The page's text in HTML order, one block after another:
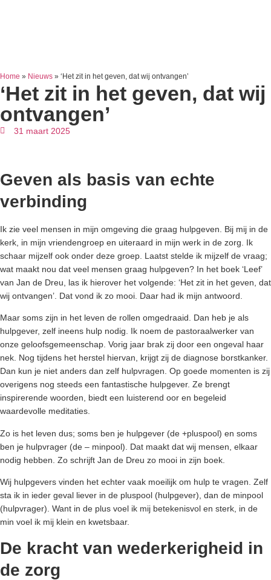
Home » Nieuws » ‘Het zit in het geven, dat wij ontvangen’
‘Het zit in het geven, dat wij
ontvangen’
31 maart 2025
Geven als basis van echte
verbinding
Ik zie veel mensen in mijn omgeving die graag hulpgeven. Bij mij in de
kerk, in mijn vriendengroep en uiteraard in mijn werk in de zorg. Ik
schaar mijzelf ook onder deze groep. Laatst stelde ik mijzelf de vraag;
wat maakt nou dat veel mensen graag hulpgeven? In het boek ‘Leef’
van Jan de Dreu, las ik hierover het volgende: ‘Het zit in het geven, dat
wij ontvangen’. Dat vond ik zo mooi. Daar had ik mijn antwoord.
Maar soms zijn in het leven de rollen omgedraaid. Dan heb je als
hulpgever, zelf ineens hulp nodig. Ik noem de pastoraalwerker van
onze geloofsgemeenschap. Vorig jaar brak zij door een ongeval haar
nek. Nog tijdens het herstel hiervan, krijgt zij de diagnose borstkanker.
Dan kun je niet anders dan zelf hulpvragen. Op goede momenten is zij
overigens nog steeds een fantastische hulpgever. Ze brengt
inspirerende woorden, biedt een luisterend oor en begeleid
waardevolle meditaties.
Zo is het leven dus; soms ben je hulpgever (de +pluspool) en soms
ben je hulpvrager (de – minpool). Dat maakt dat wij mensen, elkaar
nodig hebben. Zo schrijft Jan de Dreu zo mooi in zijn boek.
Wij hulpgevers vinden het echter vaak moeilijk om hulp te vragen. Zelf
sta ik in ieder geval liever in de pluspool (hulpgever), dan de minpool
(hulpvrager). Want in de plus voel ik mij betekenisvol en sterk, in de
min voel ik mij klein en kwetsbaar.
De kracht van wederkerigheid in
de zorg